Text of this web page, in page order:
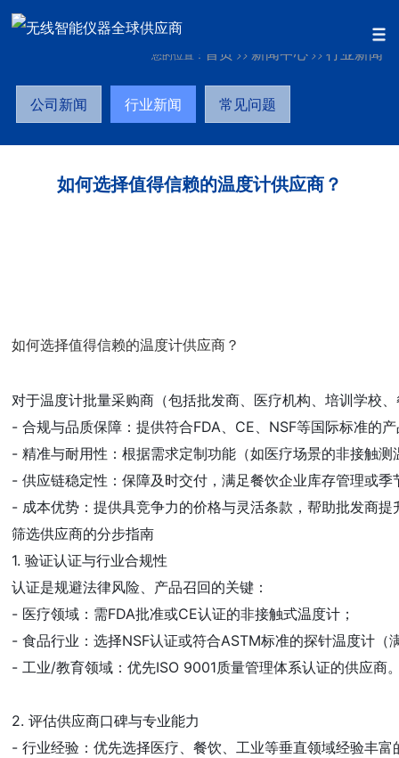
您的位置： 首页 >> 新闻中心 >>行业新闻
公司新闻 行业新闻 常见问题
如何选择值得信赖的温度计供应商？
如何选择值得信赖的温度计供应商？
对于温度计批量采购商（包括批发商、医疗机构、培训学校
- 合规与品质保障：提供符合FDA、CE、NSF等国际标准的
- 精准与耐用性：根据需求定制功能（如医疗场景的非接触
- 供应链稳定性：保障及时交付，满足餐饮企业库存管理或
- 成本优势：提供具竞争力的价格与灵活条款，帮助批发商
筛选供应商的分步指南
1. 验证认证与行业合规性
认证是规避法律风险、产品召回的关键：
- 医疗领域：需FDA批准或CE认证的非接触式温度计；
- 食品行业：选择NSF认证或符合ASTM标准的探针温度计
- 工业/教育领域：优先ISO 9001质量管理体系认证的供应
2. 评估供应商口碑与专业能力
- 行业经验：优先选择医疗、餐饮、工业等垂直领域经验丰